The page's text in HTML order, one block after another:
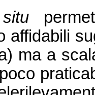
per
affidabili
ma a